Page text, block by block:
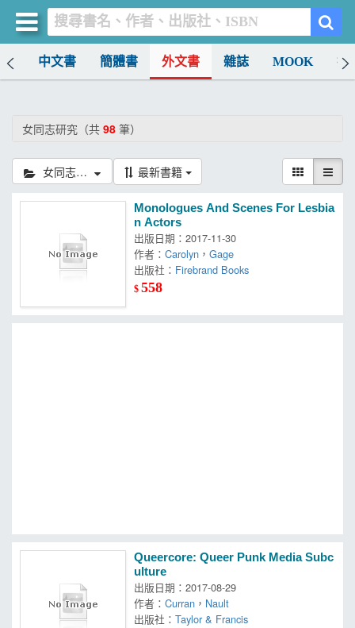
中文書 簡體書 外文書 雜誌 MOOK 找
女同志研究（共 98 筆）
女同志研究 最新書籍
Monologues And Scenes For Lesbia
n Actors
出版日期：2017-11-30
作者：Carolyn ，Gage
出版社： Firebrand Books
$558
Queercore: Queer Punk Media Subc
ulture
出版日期：2017-08-29
作者：Curran ， Nault
出版社：Taylor & Francis
買書網
書店暢銷榜
簡體書
外文書